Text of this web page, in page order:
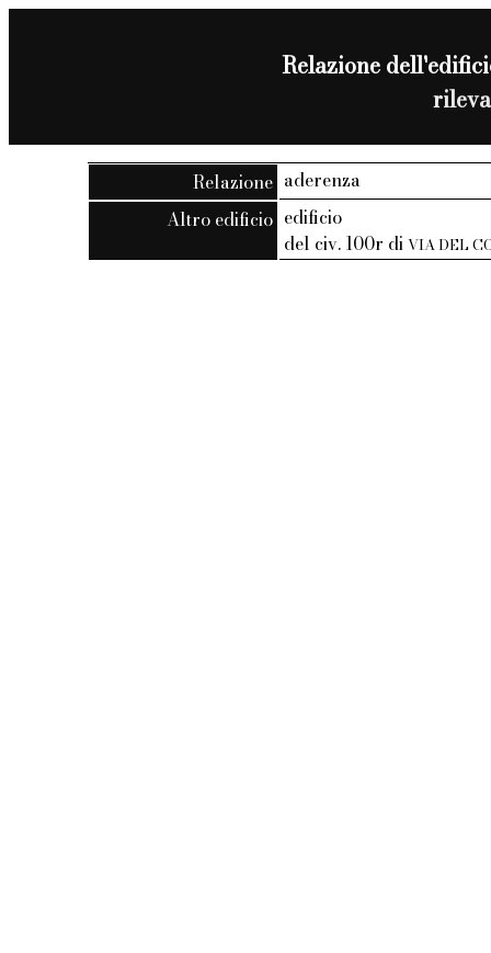
Relazione
Relazione aderenza
Altro edificio edificio
del civ. 100r diVIA DEL